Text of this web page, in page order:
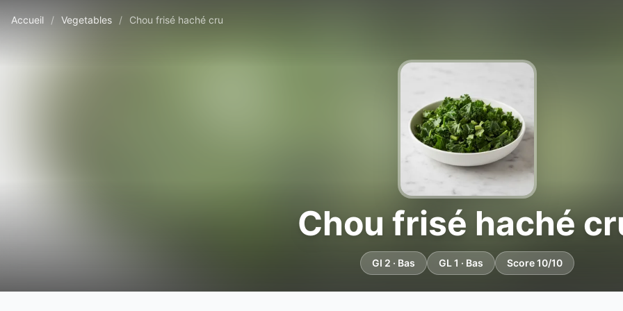
Accueil / Vegetables / Chou frisé haché cru
Chou frisé haché
GI 2 · Bas GL 1 · Bas Score 10/10